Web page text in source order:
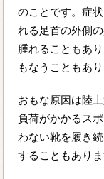
のことです。症
れる足首の外側
腫れることもあ
もなうこともあり
おもな原因は陸
負荷がかかるス
わない靴を履き
することもありま